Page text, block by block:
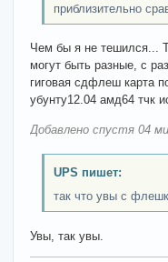
приблизительно
Чем бы я не тешился...
могут быть разные, с
гиговая сдфлеш карта
убунту12.04 амд64 тчк
Добавлено спустя 04
UPS пишет:
так что увы с
Увы, так увы.